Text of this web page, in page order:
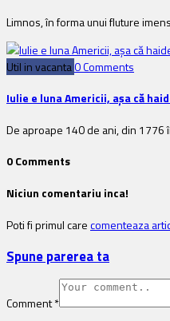
Limnos, în forma unui fluture
Util in vacanta0 Comments
Iulie e luna Americii, așa că
De aproape 140 de ani, din 1776
0 Comments
Niciun comentariu inca!
Poti fi primul carecomenteaza
Spune parerea ta
Comment*